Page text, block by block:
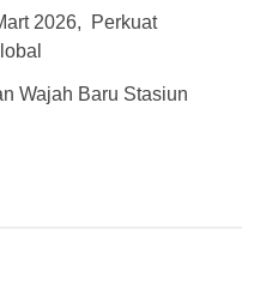
2026, Perkuat
Wajah Baru Stasiun